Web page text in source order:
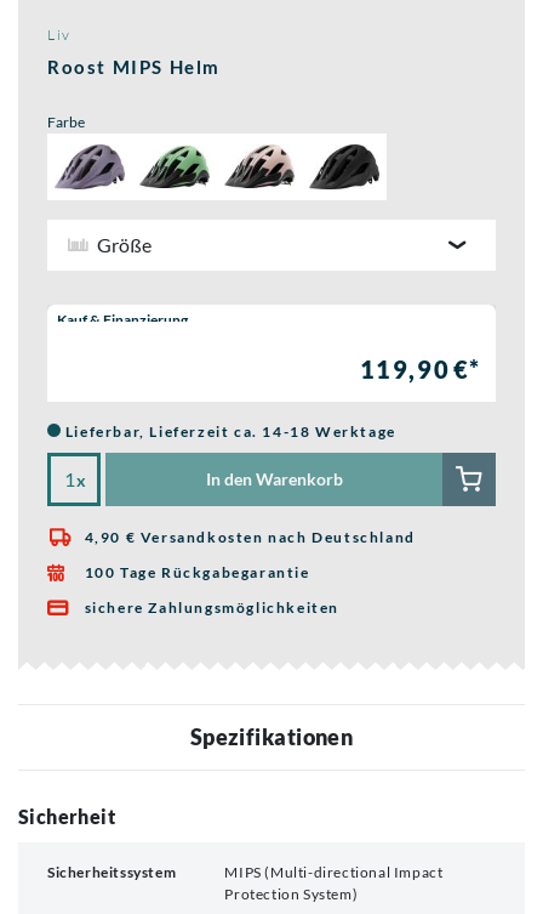
Liv
Roost MIPS Helm
Farbe
Größe
Wähle eine Preisoption:
Kauf & Finanzierung
119,90 €*
Lieferbar, Lieferzeit ca. 14-18 Werktage
x In den Warenkorb
 4,90 € Versandkosten nach Deutschland
 100 Tage Rückgabegarantie
 sichere Zahlungsmöglichkeiten
Spezifikationen
Sicherheit
Sicherheitssystem
MIPS (Multi-directional Impact
Protection System)